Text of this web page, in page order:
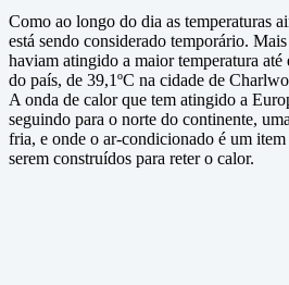
Como ao longo do dia as temperaturas
está sendo considerado temporário.
haviam atingido a maior temperatura até
do país, de 39,1ºC na cidade de
A onda de calor que tem atingido a
seguindo para o norte do continente,
fria, e onde o ar-condicionado é um
serem construídos para reter o calor.